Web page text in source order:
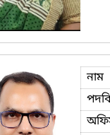
নাম